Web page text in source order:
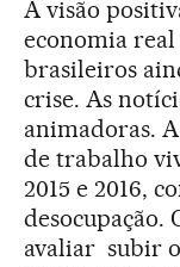
A visão
economia
brasileiros
crise. As
animadoras.
de trabalho
2015 e 2016,
desocupação.
avaliar subir